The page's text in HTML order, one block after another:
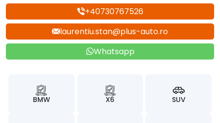
+40730767526
laurentiu.stan@plus-auto.ro
Whatsapp
BMW X6 SUV